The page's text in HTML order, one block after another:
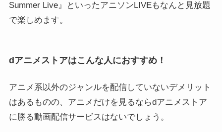
Summer Live』といったアニソンLIVEもなんと見放題
で楽しめます。
dアニメストアはこんな人におすすめ！
アニメ系以外のジャンルを配信していないデメリット
はあるものの、アニメだけを見るならdアニメストア
に勝る動画配信サービスはないでしょう。